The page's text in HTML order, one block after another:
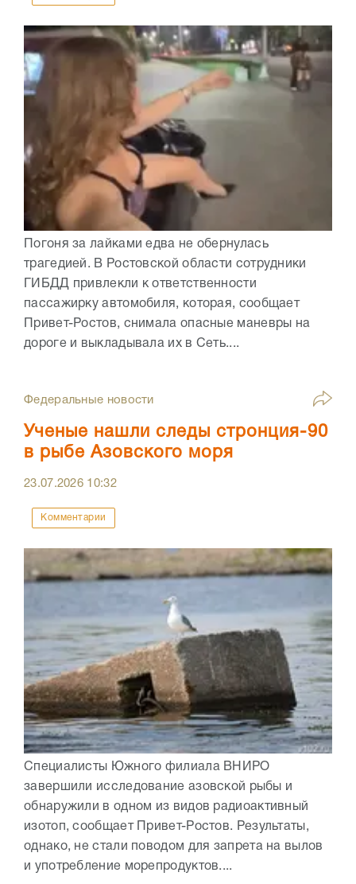
Погоня за лайками едва не обернулась
трагедией. В Ростовской области сотрудники
ГИБДД привлекли к ответственности
пассажирку автомобиля, которая, сообщает
Привет-Ростов, снимала опасные маневры на
дороге и выкладывала их в Сеть....
Федеральные новости
Ученые нашли следы стронция-90
в рыбе Азовского моря
23.07.2026 10:32
Комментарии
Специалисты Южного филиала ВНИРО
завершили исследование азовской рыбы и
обнаружили в одном из видов радиоактивный
изотоп, сообщает Привет-Ростов. Результаты,
однако, не стали поводом для запрета на вылов
и употребление морепродуктов....